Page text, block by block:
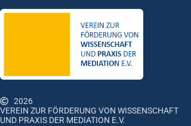
2026
VEREIN ZUR FÖRDERUNG VON WISSENSCHAFT
UND PRAXIS DER MEDIATION E.V.